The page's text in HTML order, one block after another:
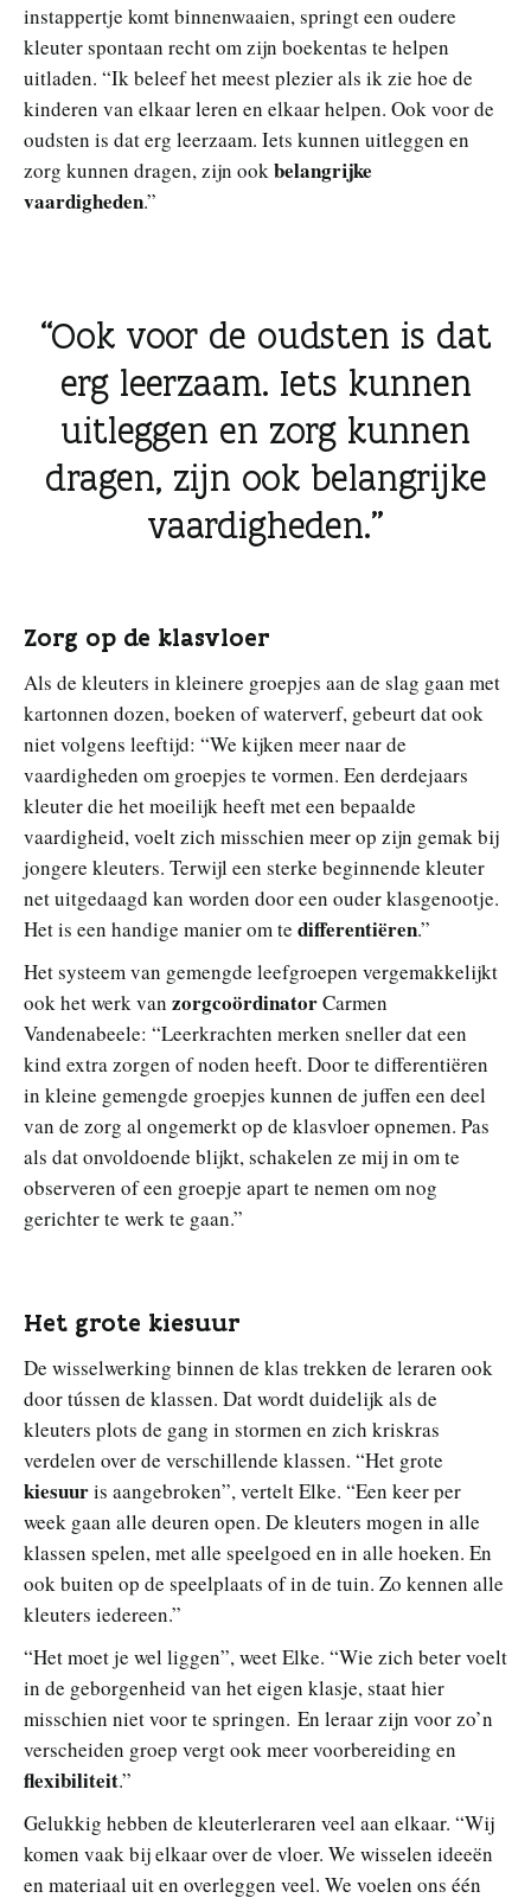
instappertje komt binnenwaaien, springt een oudere
kleuter spontaan recht om zijn boekentas te helpen
uitladen. “Ik beleef het meest plezier als ik zie hoe de
kinderen van elkaar leren en elkaar helpen. Ook voor de
oudsten is dat erg leerzaam. Iets kunnen uitleggen en
zorg kunnen dragen, zijn ookbelangrijke
vaardigheden.”
Ook voor de oudsten is dat
erg leerzaam. Iets kunnen
uitleggen en zorg kunnen
dragen, zijn ook belangrijke
vaardigheden.
Zorg op de klasvloer
Als de kleuters in kleinere groepjes aan de slag gaan met
kartonnen dozen, boeken of waterverf, gebeurt dat ook
niet volgens leeftijd: “We kijken meer naar de
vaardigheden om groepjes te vormen. Een derdejaars
kleuter die het moeilijk heeft met een bepaalde
vaardigheid, voelt zich misschien meer op zijn gemak bij
jongere kleuters. Terwijl een sterke beginnende kleuter
net uitgedaagd kan worden door een ouder klasgenootje.
Het is een handige manier om te differentiëren.”
Het systeem van gemengde leefgroepen vergemakkelijkt
ook het werk van zorgcoördinatorCarmen
Vandenabeele: “Leerkrachten merken sneller dat een
kind extra zorgen of noden heeft. Door te differentiëren
in kleine gemengde groepjes kunnen de juffen een deel
van de zorg al ongemerkt op de klasvloer opnemen. Pas
als dat onvoldoende blijkt, schakelen ze mij in om te
observeren of een groepje apart te nemen om nog
gerichter te werk te gaan.”
Het grote kiesuur
De wisselwerking binnen de klas trekken de leraren ook
door tússen de klassen. Dat wordt duidelijk als de
kleuters plots de gang in stormen en zich kriskras
verdelen over de verschillende klassen. “Het grote
kiesuuris aangebroken”, vertelt Elke. “Een keer per
week gaan alle deuren open. De kleuters mogen in alle
klassen spelen, met alle speelgoed en in alle hoeken. En
ook buiten op de speelplaats of in de tuin. Zo kennen alle
kleuters iedereen.”
“Het moet je wel liggen”, weet Elke. “Wie zich beter voelt
in de geborgenheid van het eigen klasje, staat hier
misschien niet voor te springen. En leraar zijn voor zo’n
verscheiden groep vergt ook meer voorbereiding en
flexibiliteit.”
Gelukkig hebben de kleuterleraren veel aan elkaar. “Wij
komen vaak bij elkaar over de vloer. We wisselen ideeën
en materiaal uit en overleggen veel. We voelen ons één